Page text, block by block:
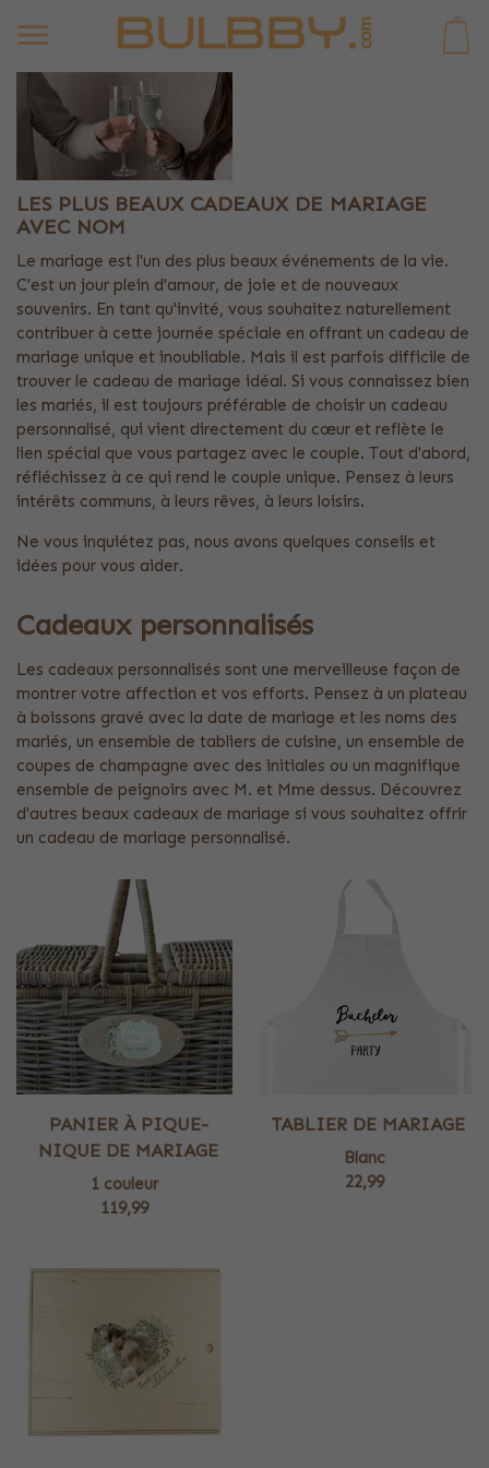
LES PLUS BEAUX CADEAUX DE MARIAGE
AVEC NOM
Le mariage est l'un des plus beaux événements de la vie.
C'est un jour plein d'amour, de joie et de nouveaux
souvenirs. En tant qu'invité, vous souhaitez naturellement
contribuer à cette journée spéciale en offrant un cadeau de
mariage unique et inoubliable. Mais il est parfois difficile de
trouver le cadeau de mariage idéal. Si vous connaissez bien
les mariés, il est toujours préférable de choisir un cadeau
personnalisé, qui vient directement du cœur et reflète le
lien spécial que vous partagez avec le couple. Tout d'abord,
réfléchissez à ce qui rend le couple unique. Pensez à leurs
intérêts communs, à leurs rêves, à leurs loisirs.
Ne vous inquiétez pas, nous avons quelques conseils et
idées pour vous aider.
Cadeaux personnalisés
Les cadeaux personnalisés sont une merveilleuse façon de
montrer votre affection et vos efforts. Pensez à un plateau
à boissons gravé avec la date de mariage et les noms des
mariés, un ensemble de tabliers de cuisine, un ensemble de
coupes de champagne avec des initiales ou un magnifique
ensemble de peignoirs avec M. et Mme dessus. Découvrez
d'autres beaux cadeaux de mariage si vous souhaitez offrir
un cadeau de mariage personnalisé.
PANIER À PIQUE-
NIQUE DE MARIAGE
1 couleur
119,99
TABLIER DE MARIAGE
Blanc
22,99